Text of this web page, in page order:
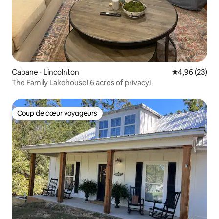
Cabane ⋅ Lincolnton Évaluation
4,96 (23)
The Family Lakehouse! 6 acres of privacy!
Coup de cœur voyageurs
Coup de cœur voyageurs